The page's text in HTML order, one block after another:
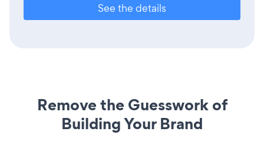
See the details
Remove the Guesswork of
Building Your Brand